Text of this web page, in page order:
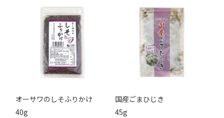
オーサワのしそふりかけ
40g
国産ごまひじき
45g